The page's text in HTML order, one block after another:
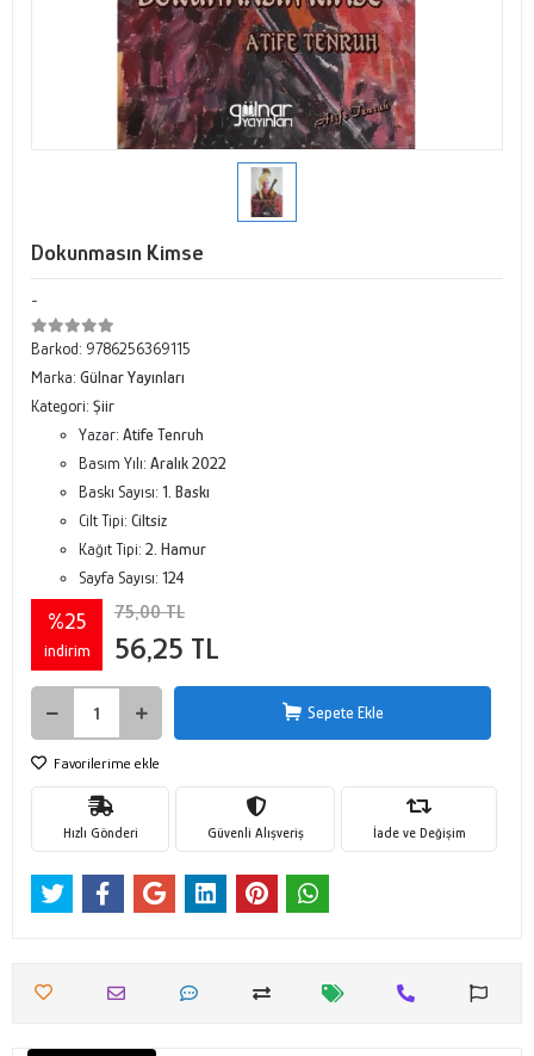
Dokunmasın Kimse
-
Barkod: 9786256369115
Marka: Gülnar Yayınları
Kategori: Şiir
Yazar: Atife Tenruh
Basım Yılı: Aralık 2022
Baskı Sayısı: 1. Baskı
Cilt Tipi: Ciltsiz
Kağıt Tipi: 2. Hamur
Sayfa Sayısı: 124
%25
indirim
75,00 TL
56,25 TL
Sepete Ekle
Favorilerime ekle
Hızlı Gönderi Güvenli Alışveriş İade ve Değişim